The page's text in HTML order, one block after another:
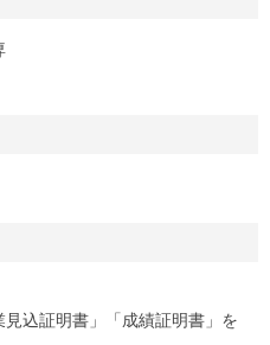
込証明書」「成績証明書」を